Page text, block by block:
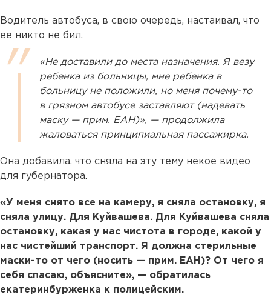
Водитель автобуса, в свою очередь, настаивал, что
ее никто не бил.
«Не доставили до места назначения. Я везу
ребенка из больницы, мне ребенка в
больницу не положили, но меня почему-то
в грязном автобусе заставляют (надевать
маску — прим. ЕАН)», — продолжила
жаловаться принципиальная пассажирка.
Она добавила, что сняла на эту тему некое видео
для губернатора.
«У меня снято все на камеру, я сняла остановку, я
сняла улицу. Для Куйвашева. Для Куйвашева сняла
остановку, какая у нас чистота в городе, какой у
нас чистейший транспорт. Я должна стерильные
маски-то от чего (носить — прим. ЕАН)? От чего я
себя спасаю, объясните», — обратилась
екатеринбурженка к полицейским.